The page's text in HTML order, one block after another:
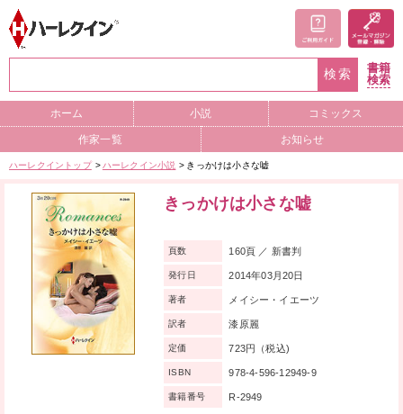
検索
書籍
検索
ホーム 小説 コミックス
作家一覧 お知らせ
ハーレクイントップ ハーレクイン小説 きっかけは小さな嘘
きっかけは小さな嘘
頁数 160頁 ／ 新書判
発行日 2014年03月20日
著者 メイシー・イエーツ
訳者 漆原麗
定価 723円（税込)
ISBN 978-4-596-12949-9
書籍番号 R-2949